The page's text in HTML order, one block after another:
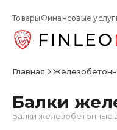
Товары Финансовые
Главная
Балки
Балки железобетонные